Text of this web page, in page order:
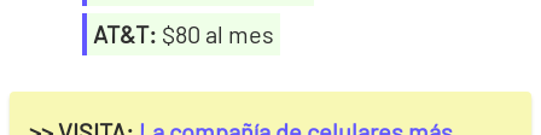
AT&T: $80 al mes